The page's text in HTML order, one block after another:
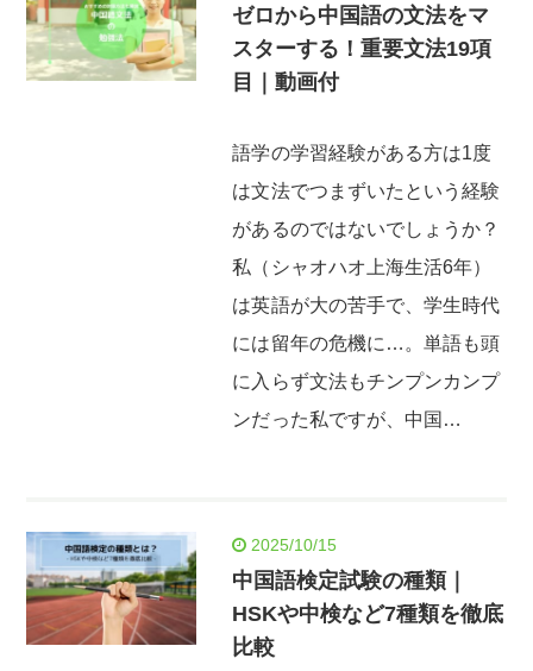
ゼロから中国語の文法をマ
スターする！重要文法19項
目｜動画付
語学の学習経験がある方は1度
は文法でつまずいたという経験
があるのではないでしょうか？
私（シャオハオ上海生活6年）
は英語が大の苦手で、学生時代
には留年の危機に…。単語も頭
に入らず文法もチンプンカンプ
ンだった私ですが、中国…
2025/10/15
中国語検定試験の種類｜
HSKや中検など7種類を徹底
比較